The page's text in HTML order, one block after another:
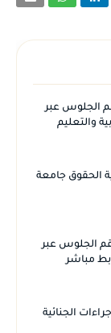
العامة 2026 برقم الجلوس عبر
والتعليم
الحقوق جامعة
الأزهرية 2026 برقم الجلوس عبر
مباشر
الإجراءات الجنائية